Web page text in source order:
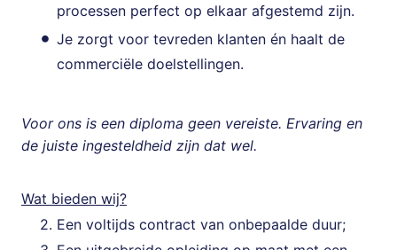
processen perfect op elkaar afgestemd zijn.
Je zorgt voor tevreden klanten én haalt de
commerciële doelstellingen.
Voor ons is een diploma geen vereiste. Ervaring en
de juiste ingesteldheid zijn dat wel.
Wat bieden wij?
Een voltijds contract van onbepaalde duur;